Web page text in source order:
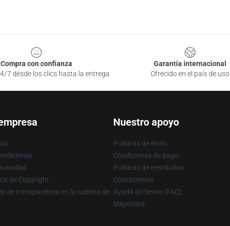
Compra con confianza
7 desde los clics hasta la entrega
Garantía internacional
Ofrecido en el país de uso
de Copyright
de transparencia en la cadena de
Nuestro apoyo
Políticas de envío
Condiciones de pago
Políticas de reembolso
Contáctenos
Ayuda al cliente (FAQ)
Mayorista